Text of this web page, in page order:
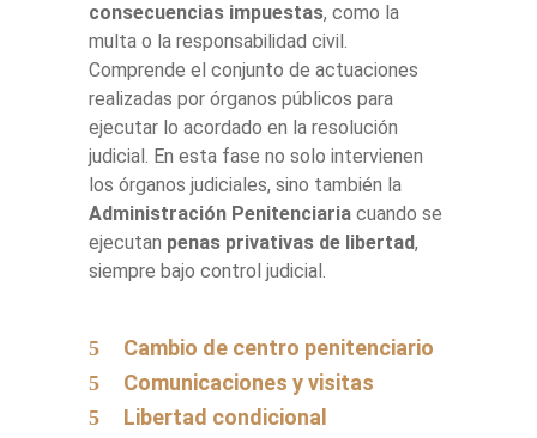
consecuencias impuestas, como la
multa o la responsabilidad civil.
Comprende el conjunto de actuaciones
realizadas por órganos públicos para
ejecutar lo acordado en la resolución
judicial. En esta fase no solo intervienen
los órganos judiciales, sino también la
Administración Penitenciaria cuando se
ejecutan penas privativas de libertad,
siempre bajo control judicial.
Cambio de centro penitenciario
Comunicaciones y visitas
Libertad condicional